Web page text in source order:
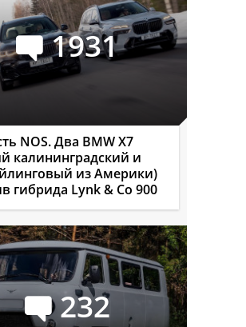
1931
NOS. Два BMW X7
калининградский и
из Америки)
гибрида Lynk & Co 900
232